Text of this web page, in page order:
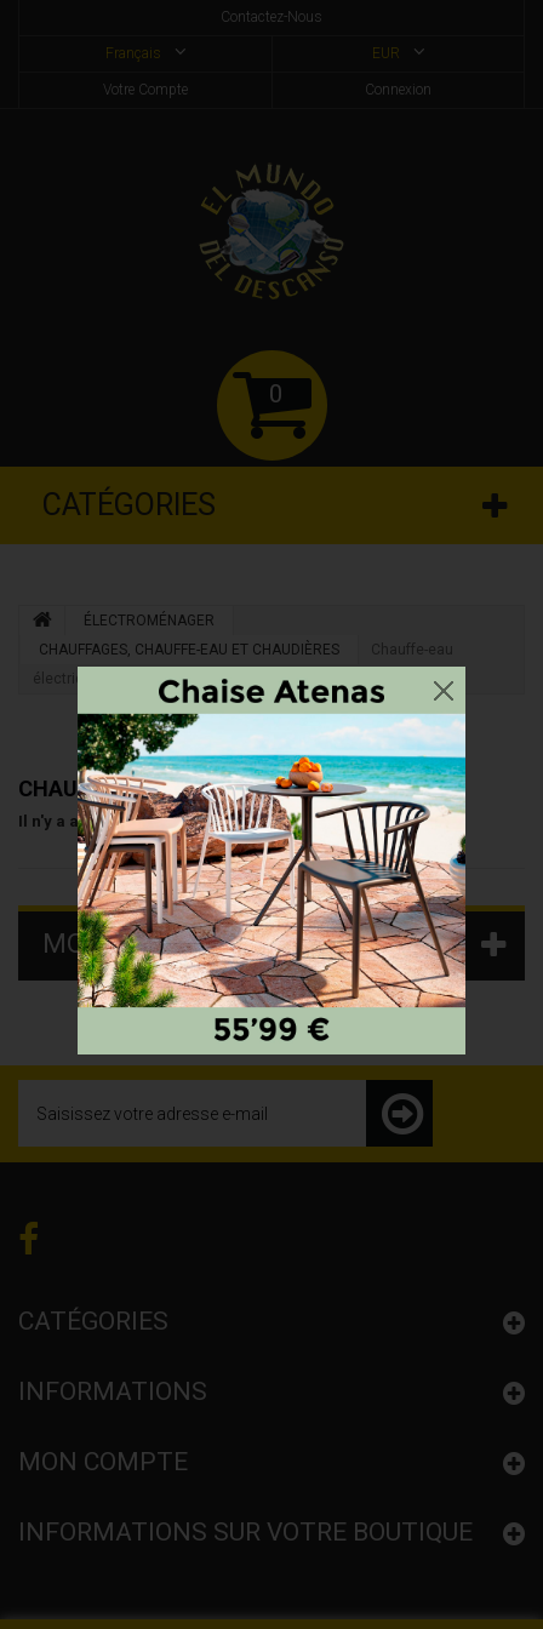
Contactez-Nous
EUR
Français
Connexion
Votre Compte
0
CATÉGORIES
ÉLECTROMÉNAGER
CHAUFFAGES, CHAUFFE-EAU ET CHAUDIÈRES
Chauffe-eau
électriques
CHAUFFE-EAU ÉLECTRIQUES
Il n'y a aucun produit dans cette catégorie.
MOTS-CLÉS
CATÉGORIES
INFORMATIONS
MON COMPTE
INFORMATIONS SUR VOTRE BOUTIQUE